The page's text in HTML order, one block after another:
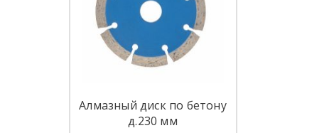
Алмазный диск по бетону
д.230 мм